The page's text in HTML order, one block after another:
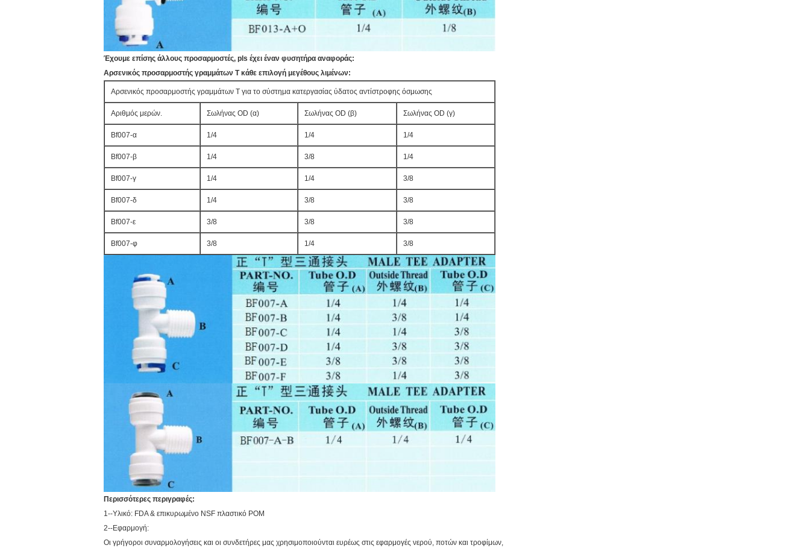
Έχουμε επίσης άλλους προσαρμοστές, pls έχει έναν φυσητήρα αναφοράς:
Αρσενικός προσαρμοστής γραμμάτων Τ κάθε επιλογή μεγέθους λιμένων:
Αρσενικός προσαρμοστής γραμμάτων Τ για το σύστημα κατεργασίας ύδατος αντίστροφης όσμωσης
Αριθμός μερών. Σωλήνας OD (α) Σωλήνας OD (β) Σωλήνας OD (γ)
Bf007-α 1/4 1/4 1/4
Bf007-β 1/4 3/8 1/4
Bf007-γ 1/4 1/4 3/8
Bf007-δ 1/4 3/8 3/8
Bf007-ε 3/8 3/8 3/8
Bf007-φ 3/8 1/4 3/8
Περισσότερες περιγραφές:
1--Υλικό: FDA & επικυρωμένο NSF πλαστικό POM
2--Εφαρμογή:
Οι γρήγοροι συναρμολογήσεις και οι συνδετήρες μας χρησιμοποιούνται ευρέως στις εφαρμογές νερού, ποτών και τροφίμων,